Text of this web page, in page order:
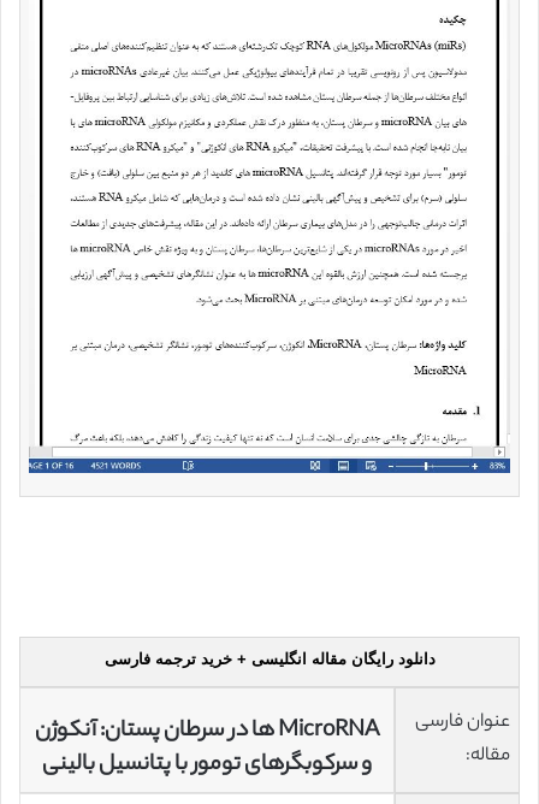
دانلود رایگان مقاله انگلیسی + خرید ترجمه فارسی
عنوان فارسی
مقاله:
MicroRNA ها در سرطان پستان: آنکوژن
و سرکوبگرهای تومور با پتانسیل بالینی